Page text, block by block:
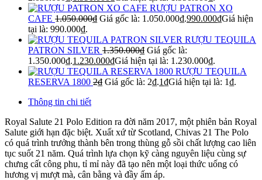
RƯỢU PATRON XO
CAFE 1.050.000₫ Giá gốc là: 1.050.000₫.990.000₫Giá hiện
tại là: 990.000₫.
RƯỢU TEQUILA
PATRON SILVER 1.350.000₫ Giá gốc là:
1.350.000₫.1.230.000₫Giá hiện tại là: 1.230.000₫.
RƯỢU TEQUILA
RESERVA 1800 2₫ Giá gốc là: 2₫.1₫Giá hiện tại là: 1₫.
Thông tin chi tiết
Royal Salute 21 Polo Edition ra đời năm 2017, một phiên bản Royal
Salute giới hạn đặc biệt. Xuất xứ từ Scotland, Chivas 21 The Polo
có quá trình trưởng thành bên trong thùng gỗ sồi chất lượng cao liên
tục suốt 21 năm. Quá trình lựa chọn kỹ càng nguyên liệu cùng sự
chưng cất công phu, tỉ mỉ này đã tạo nên một loại thức uống có
hương vị mượt mà, cân bằng và đầy ấm áp.